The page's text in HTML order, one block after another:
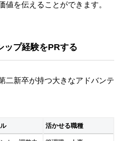
値を伝えることができます。
ップ経験をPRする
二新卒が持つ大きなアドバンテ
活かせる職種